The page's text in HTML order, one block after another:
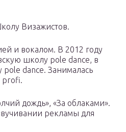
Визажистов.
и вокалом. В 2012 году
школу pole dance, в
dance. Занималась
profi.
дождь», «За облаками».
рекламы для